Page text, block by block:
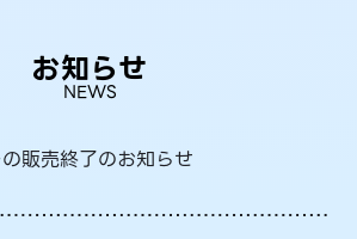
お知らせ
NEWS
販売終了のお知らせ